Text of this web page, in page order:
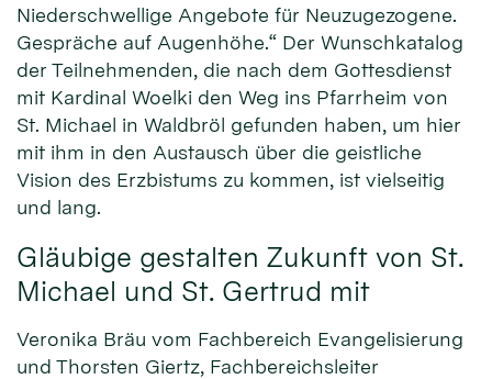
Niederschwellige Angebote für Neuzugezogene.
Gespräche auf Augenhöhe.“ Der Wunschkatalog
der Teilnehmenden, die nach dem Gottesdienst
mit Kardinal Woelki den Weg ins Pfarrheim von
St. Michael in Waldbröl gefunden haben, um hier
mit ihm in den Austausch über die geistliche
Vision des Erzbistums zu kommen, ist vielseitig
und lang.
Gläubige gestalten Zukunft von St.
Michael und St. Gertrud mit
Veronika Bräu vom Fachbereich Evangelisierung
und Thorsten Giertz, Fachbereichsleiter